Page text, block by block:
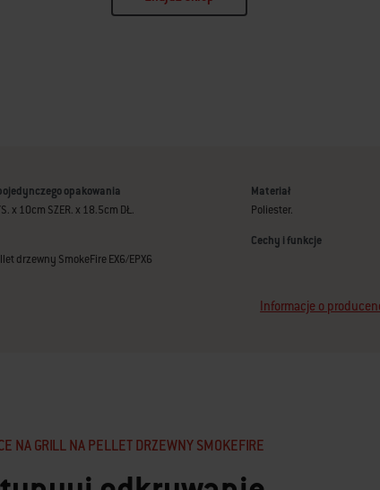
opakowania
x 10cm SZER. x 18.5cm DŁ.
Materiał
Poliester.
drzewny SmokeFire EX6/EPX6
Cechy i funkcje
Informacje o
NA GRILL NA PELLET DRZEWNY SMOKEFIRE